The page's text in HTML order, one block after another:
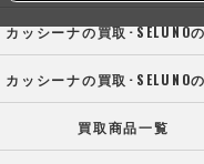
買取商品一覧